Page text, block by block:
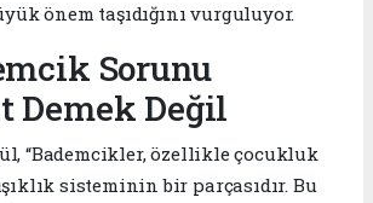
önem taşıdığını vurguluyor.
Sorunu
Demek Değil
“Bademcikler, özellikle çocukluk
sisteminin bir parçasıdır. Bu